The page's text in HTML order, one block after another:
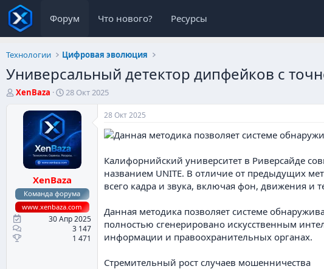
Форум Что нового? Ресурсы
Технологии Цифровая эволюция
Универсальный детектор дипфейков с
А
XenBaza
Д
т
н
а
ч
а
л
а
28 Окт 2025
XenBaza
Команда форума
www.xenbaza.com
30 Апр 2025
3 147
1 471
28 Окт 2025
Калифорнийский университет в Риверсайде
названием UNITE. В отличие от предыдущих
всего кадра и звука, включая фон, движения и
Данная методика позволяет системе
полностью сгенерировано искусственным
информации и правоохранительных органах.
Стремительный рост случаев мошенничества